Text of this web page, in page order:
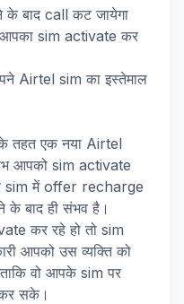
के बाद call कट जायेगा
sim activate कर
Airtel sim का इस्तेमाल
तहत एक नया Airtel
आपको sim activate
sim में offer recharge
के बाद ही संभव है।
कर रहे हो तो sim
आपको उस व्यक्ति को
वो आपके sim पर
सके।